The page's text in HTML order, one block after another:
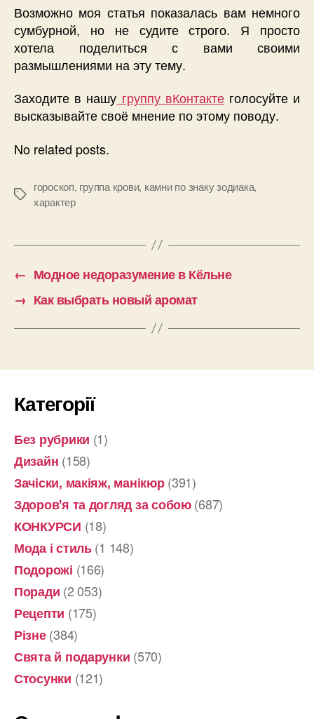
Возможно моя статья показалась вам немного
сумбурной, но не судите строго. Я просто
хотела поделиться с вами своими
размышлениями на эту тему.
Заходите в нашу группу вКонтактеголосуйте и
высказывайте своё мнение по этому поводу.
No related posts.
Позначки
гороскоп, группа крови, камни по знаку зодиака,
характер
← Модное недоразумение в Кёльне
→ Как выбрать новый аромат
Категорії
Без рубрики (1)
Дизайн (158)
Зачіски, макіяж, манікюр(391)
Здоров'я та догляд за собою(687)
КОНКУРСИ (18)
Мода і стиль(1 148)
Подорожі (166)
Поради (2 053)
Рецепти (175)
Різне(384)
Свята й подарунки (570)
Стосунки (121)